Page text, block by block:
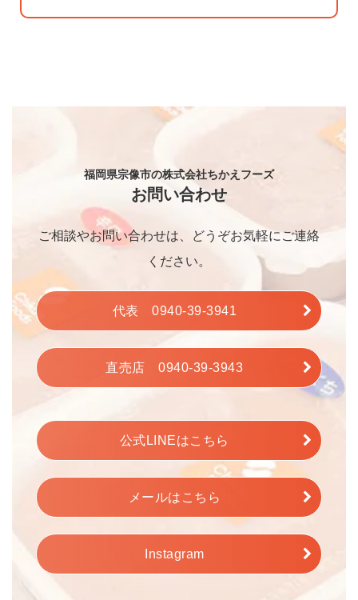
福岡県宗像市の株式会社ちかえフーズ
お問い合わせ
ご相談やお問い合わせは、どうぞお気軽にご連絡
ください。
代表 0940-39-3941
直売店 0940-39-3943
公式LINEはこちら
メールはこちら
Instagram